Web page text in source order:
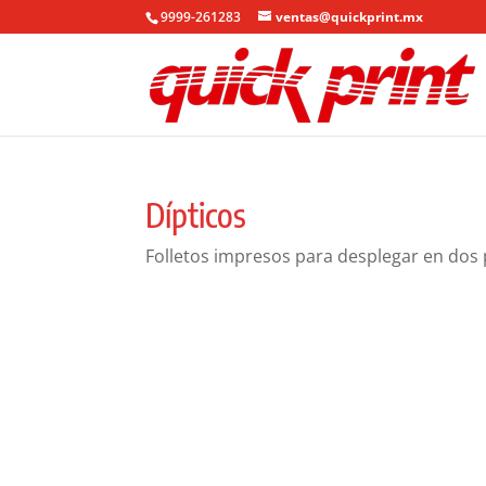
9999-261283 ventas@quickprint.mx
Dípticos
Folletos impresos para desplegar en dos